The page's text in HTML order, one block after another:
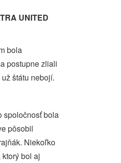
UNITED
bola
postupne zliali
štátu nebojí.
spoločnosť bola
pôsobil
Niekoľko
ktorý bol aj